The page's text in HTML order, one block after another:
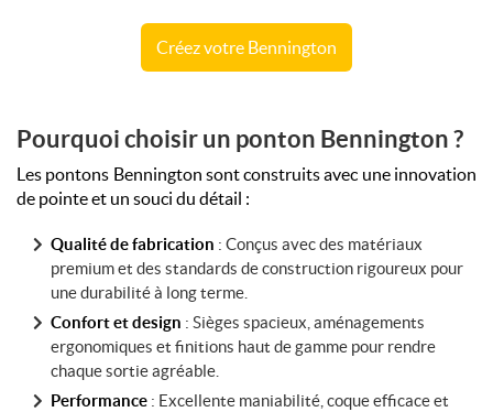
Créez votre Bennington
Pourquoi choisir un ponton Bennington ?
Les pontons Bennington sont construits avec une innovation
de pointe et un souci du détail :
Qualité de fabrication : Conçus avec des matériaux
premium et des standards de construction rigoureux pour
une durabilité à long terme.
Confort et design : Sièges spacieux, aménagements
ergonomiques et finitions haut de gamme pour rendre
chaque sortie agréable.
Performance : Excellente maniabilité, coque efficace et